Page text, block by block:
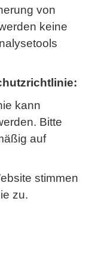
von
keine
kann
Bitte
auf
stimmen
zu.